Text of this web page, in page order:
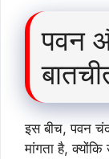
पवन
इस बीच, पवन
मांगता है,